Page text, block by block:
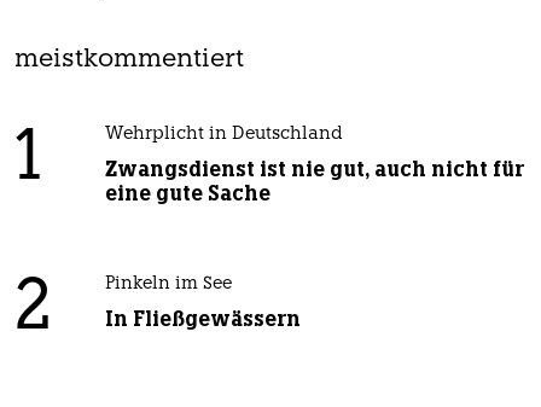
meistkommentiert
1 Wehrplicht in Deutschland
Zwangsdienst ist nie gut, auch nicht für
eine gute Sache
2 Pinkeln im See
In Fließgewässern